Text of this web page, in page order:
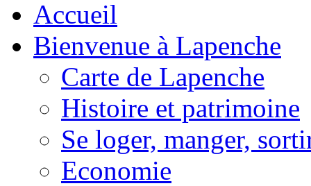
Bienvenue à Lapenche
Carte de Lapenche
Histoire et patrimoine
Se loger, manger,
Economie